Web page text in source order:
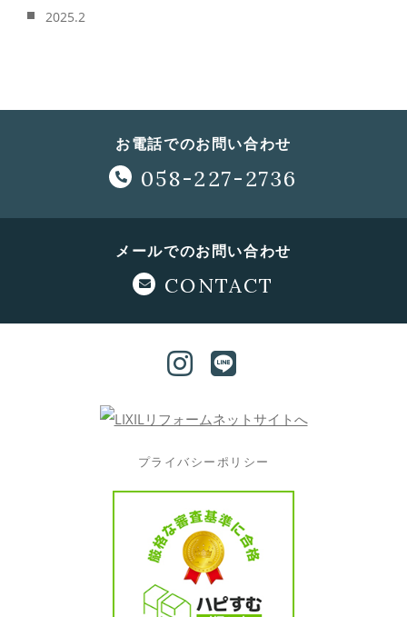
2025.2
お電話でのお問い合わせ
058-227-2736
メールでのお問い合わせ
CONTACT
プライバシーポリシー